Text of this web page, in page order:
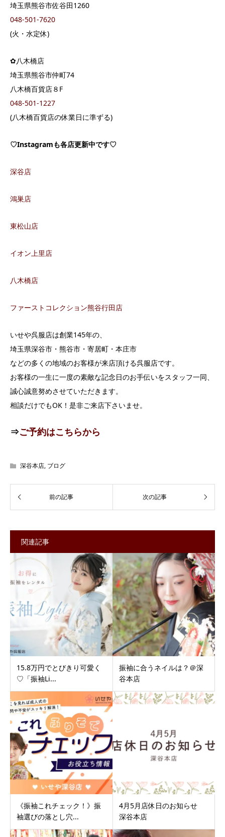
埼玉県熊谷市佐谷田1260
048-501-7620
(火・水定休)
✿八木橋店
埼玉県熊谷市仲町74
八木橋百貨店８F
048-501-1227
(八木橋百貨店の休業日に準ずる)
♡Instagramも各店更新中です♡
深谷店
鴻巣店
東松山店
イオン上里店
八木橋店
ファーストコレクション熊谷行田店
いせや呉服店は創業145年の、
埼玉県深谷市・熊谷市・寄居町・本庄市
などの多くの地域のお客様が来店頂ける呉服店です。
お客様の一生に一度の素敵な記念日のお手伝いをスタッフ一同、
誠心誠意努めさせていただきます。
相談だけでもOK！是非ご来店下さいませ。
⇒ご予約はこちらから
深谷本店, ブログ
関連記事
15.8万円でとびきり可愛く
♡「振袖Li...
振袖に合うネイルは？＠深
谷本店
《振袖これチェック！》振
袖選びの落とし穴...
4月5月店休日のお知らせ
深谷本店